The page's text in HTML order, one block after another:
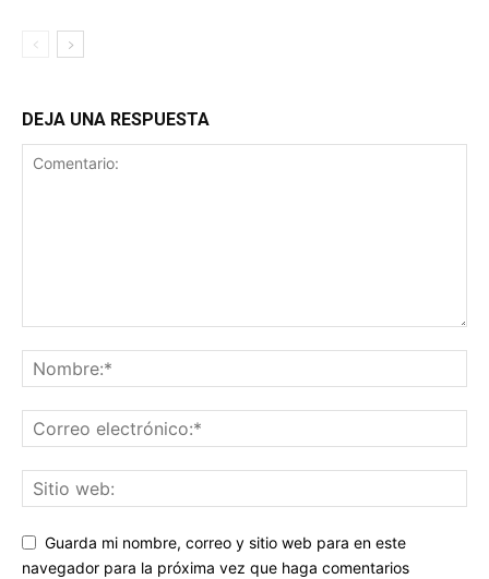
DEJA UNA RESPUESTA
Guarda mi nombre, correo y sitio web para en este
navegador para la próxima vez que haga comentarios